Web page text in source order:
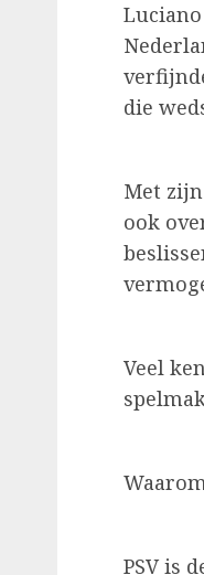
die
Met
ook
Veel
PSV is